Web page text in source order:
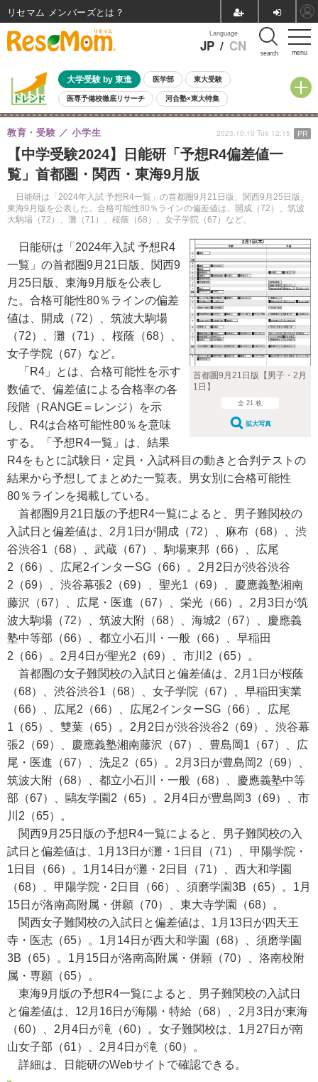
menu
Language
JP / CN search
大学受験 by 東進 医学部 東大受験
医専予備校徹底リサーチ 河合塾×東大特集
親子で考える大学選び 高校受験 中学受験 小学校受験
共通テスト 夏休み
8月開催イベント・WS 全国公立高校 過去問 人気記事
自由研究教材（小学生向け） 自由研究教材（中学生向け）
【中学受験2024】日能研「予想R4偏差値一
覧」首都圏・関西・東海9月版
日能研は「2024年入試 予想R4一覧」の首都圏9月21日版、関西9月25日版、
東海9月版を公表した。合格可能性80％ラインの偏差値は、開成（72）、筑波
大駒場（72）、灘（71）、桜蔭（68）、女子学院（67）など。
教育・受験 小学生 2023.10.10 Tue 12:15 PR
首都圏9月21日版【男子・2月
1日】
全 21 枚
拡大写真
日能研は「2024年入試 予想R4
一覧」の首都圏9月21日版、関西9
月25日版、東海9月版を公表し
た。合格可能性80％ラインの偏差
値は、開成（72）、筑波大駒場
（72）、灘（71）、桜蔭（68）、
女子学院（67）など。
「R4」とは、合格可能性を示す
数値で、偏差値による合格率の各
段階（RANGE＝レンジ）を示
し、R4は合格可能性80％を意味
する。「予想R4一覧」は、結果
R4をもとに試験日・定員・入試科目の動きと合判テストの
結果から予想してまとめた一覧表。男女別に合格可能性
80％ラインを掲載している。
首都圏9月21日版の予想R4一覧によると、男子難関校の
入試日と偏差値は、2月1日が開成（72）、麻布（68）、渋
谷渋谷1（68）、武蔵（67）、駒場東邦（66）、広尾
2（66）、広尾2インターSG（66）。2月2日が渋谷渋谷
2（69）、渋谷幕張2（69）、聖光1（69）、慶應義塾湘南
藤沢（67）、広尾・医進（67）、栄光（66）。2月3日が筑
波大駒場（72）、筑波大附（68）、海城2（67）、慶應義
塾中等部（66）、都立小石川・一般（66）、早稲田
2（66）。2月4日が聖光2（69）、市川2（65）。
首都圏の女子難関校の入試日と偏差値は、2月1日が桜蔭
（68）、渋谷渋谷1（68）、女子学院（67）、早稲田実業
（66）、広尾2（66）、広尾2インターSG（66）、広尾
1（65）、雙葉（65）。2月2日が渋谷渋谷2（69）、渋谷幕
張2（69）、慶應義塾湘南藤沢（67）、豊島岡1（67）、広
尾・医進（67）、洗足2（65）。2月3日が豊島岡2（69）、
筑波大附（68）、都立小石川・一般（68）、慶應義塾中等
部（67）、鷗友学園2（65）。2月4日が豊島岡3（69）、市
川2（65）。
関西9月25日版の予想R4一覧によると、男子難関校の入
試日と偏差値は、1月13日が灘・1日目（71）、甲陽学院・
1日目（66）。1月14日が灘・2日目（71）、西大和学園
（68）、甲陽学院・2日目（66）、須磨学園3B（65）。1月
15日が洛南高附属・併願（70）、東大寺学園（68）。
関西女子難関校の入試日と偏差値は、1月13日が四天王
寺・医志（65）。1月14日が西大和学園（68）、須磨学園
3B（65）。1月15日が洛南高附属・併願（70）、洛南校附
属・専願（65）。
東海9月版の予想R4一覧によると、男子難関校の入試日
と偏差値は、12月16日が海陽・特給（68）、2月3日が東海
（60）、2月4日が滝（60）。女子難関校は、1月27日が南
山女子部（61）、2月4日が滝（60）。
詳細は、日能研のWebサイトで確認できる。
リセマム メンバーズ